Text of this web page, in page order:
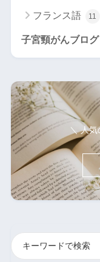
フランス語 11
子宮頸がんブログ
＼ 人